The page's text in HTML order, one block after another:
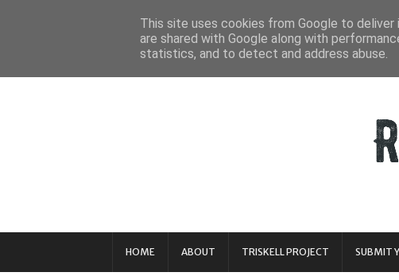
HOME ABOUT TRISKELL PROJECT SUBMIT
This site uses cookies from Google to
are shared with Google along with
statistics, and to detect and address abuse.